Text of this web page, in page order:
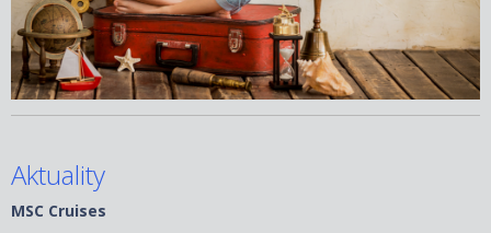
Aktuality
MSC Cruises